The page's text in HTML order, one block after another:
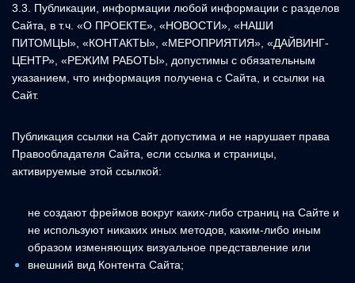
3.3. Публикации, информации любой информации с разделов
Сайта, в т.ч. «О ПРОЕКТЕ», «НОВОСТИ», «НАШИ
ПИТОМЦЫ», «КОНТАКТЫ», «МЕРОПРИЯТИЯ», «ДАЙВИНГ-
ЦЕНТР», «РЕЖИМ РАБОТЫ», допустимы с обязательным
указанием, что информация получена с Сайта, и ссылки на
Сайт.
Публикация ссылки на Сайт допустима и не нарушает права
Правообладателя Сайта, если ссылка и страницы,
активируемые этой ссылкой:
не создают фреймов вокруг каких-либо страниц на Сайте и
не используют никаких иных методов, каким-либо иным
образом изменяющих визуальное представление или
внешний вид Контента Сайта;